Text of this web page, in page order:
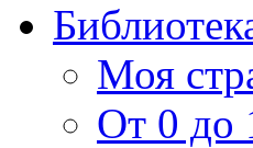
Моя
От 0 до